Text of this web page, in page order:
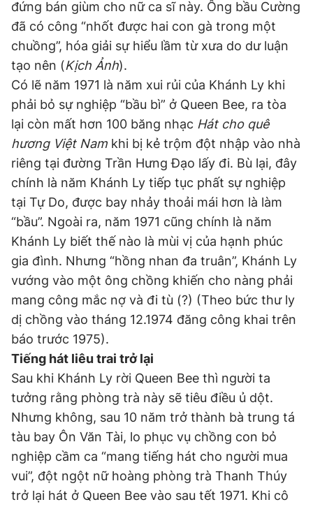
đứng bán giùm cho nữ ca sĩ này. Ông bầu Cường
đã có công “nhốt được hai con gà trong một
chuồng”, hóa giải sự hiểu lầm từ xưa do dư luận
tạo nên (Kịch Ảnh).
Có lẽ năm 1971 là năm xui rủi của Khánh Ly khi
phải bỏ sự nghiệp “bầu bì” ở Queen Bee, ra tòa
lại còn mất hơn 100 băng nhạc Hát cho quê
hương Việt Nam khi bị kẻ trộm đột nhập vào nhà
riêng tại đường Trần Hưng Đạo lấy đi. Bù lại, đây
chính là năm Khánh Ly tiếp tục phất sự nghiệp
tại Tự Do, được bay nhảy thoải mái hơn là làm
“bầu”. Ngoài ra, năm 1971 cũng chính là năm
Khánh Ly biết thế nào là mùi vị của hạnh phúc
gia đình. Nhưng “hồng nhan đa truân”, Khánh Ly
vướng vào một ông chồng khiến cho nàng phải
mang công mắc nợ và đi tù (?) (Theo bức thư ly
dị chồng vào tháng 12.1974 đăng công khai trên
báo trước 1975).
Tiếng hát liêu trai trở lại
Sau khi Khánh Ly rời Queen Bee thì người ta
tưởng rằng phòng trà này sẽ tiêu điều ủ dột.
Nhưng không, sau 10 năm trở thành bà trung tá
tàu bay Ôn Văn Tài, lo phục vụ chồng con bỏ
nghiệp cầm ca “mang tiếng hát cho người mua
vui”, đột ngột nữ hoàng phòng trà Thanh Thúy
trở lại hát ở Queen Bee vào sau tết 1971. Khi cô